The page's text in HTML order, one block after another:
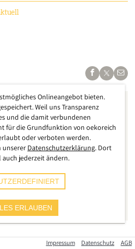
„Bichette“ über 30 Jahre lang
Impressum Datenschutz AGB
Onlineangebot bieten.
Weil uns Transparenz
und die damit verbundenen
für die Grundfunktion von oekoreich
oder verboten werden.
unserer Datenschutzerklärung. Dort
jederzeit ändern.
ERLAUBEN